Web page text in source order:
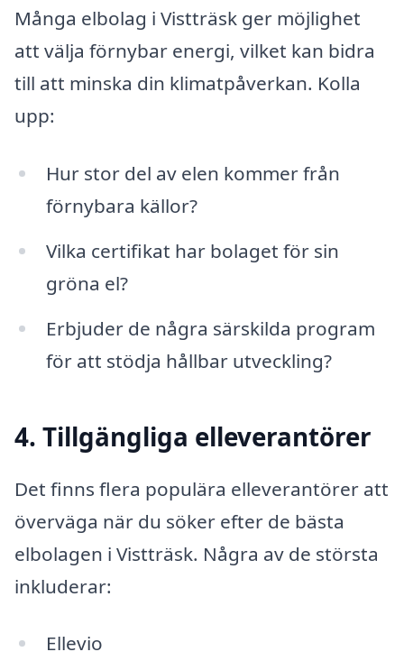
Många elbolag i Vistträsk ger möjlighet
att välja förnybar energi, vilket kan bidra
till att minska din klimatpåverkan. Kolla
upp:
Hur stor del av elen kommer från
förnybara källor?
Vilka certifikat har bolaget för sin
gröna el?
Erbjuder de några särskilda program
för att stödja hållbar utveckling?
4. Tillgängliga elleverantörer
Det finns flera populära elleverantörer att
överväga när du söker efter de bästa
elbolagen i Vistträsk. Några av de största
inkluderar:
Ellevio